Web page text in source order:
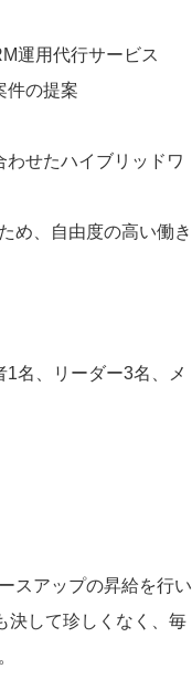
運用代行サービス
件の提案
せたハイブリッドワ
め、自由度の高い働き
名、リーダー3名、メ
スアップの昇給を行い
決して珍しくなく、毎